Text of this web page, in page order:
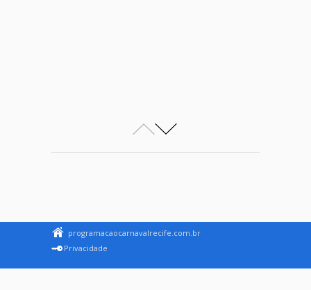
programacaocarnavalrecife.com.br
Privacidade